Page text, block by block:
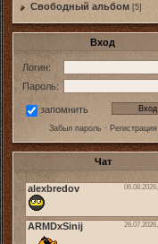
Свободный альбом [5]
Вход
Логин:
Пароль:
запомнить
Забыл пароль· Регистрация
Чат